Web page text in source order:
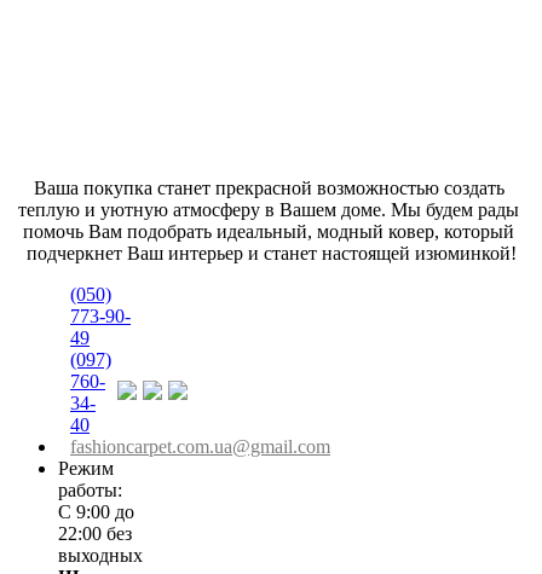
Ваша покупка станет прекрасной возможностью создать
теплую и уютную атмосферу в Вашем доме. Мы будем рады
помочь Вам подобрать идеальный, модный ковер, который
подчеркнет Ваш интерьер и станет настоящей изюминкой!
(050)
773-90-
49
(097)
760-
34-
40
fashioncarpet.com.ua@gmail.com
Режим
работы:
С 9:00 до
22:00 без
выходных